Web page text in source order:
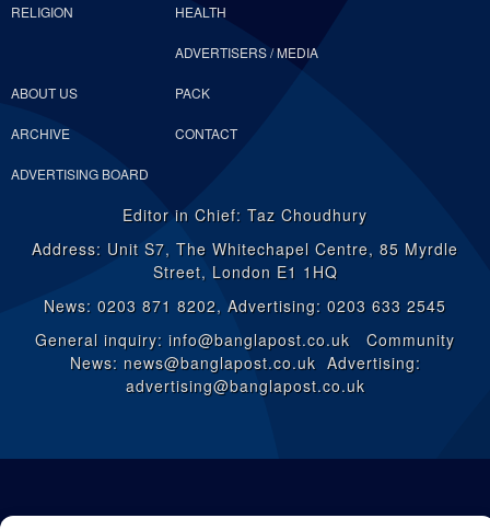
RELIGION HEALTH
ABOUT US
ADVERTISERS / MEDIA
PACK
ARCHIVE CONTACT
ADVERTISING BOARD
Editor in Chief: Taz Choudhury
Address: Unit S7, The Whitechapel Centre, 85 Myrdle
Street, London E1 1HQ
News: 0203 871 8202, Advertising: 0203 633 2545
General inquiry: info@banglapost.co.uk Community
News: news@banglapost.co.uk Advertising:
advertising@banglapost.co.uk